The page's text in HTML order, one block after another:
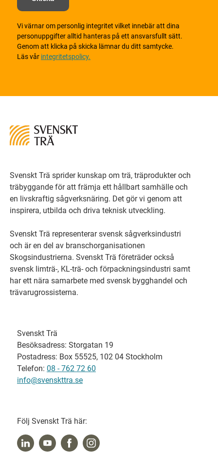
Vi värnar om personlig integritet vilket innebär att dina
personuppgifter alltid hanteras på ett ansvarsfullt sätt.
Genom att klicka på skicka lämnar du ditt samtycke.
Läs vår integritetspolicy.
Svenskt Trä sprider kunskap om trä, träprodukter och
träbyggande för att främja ett hållbart samhälle och
en livskraftig sågverksnäring. Det gör vi genom att
inspirera, utbilda och driva teknisk utveckling.
Svenskt Trä representerar svensk sågverksindustri
och är en del av branschorganisationen
Skogsindustrierna. Svenskt Trä företräder också
svensk limträ-, KL-trä- och förpackningsindustri samt
har ett nära samarbete med svensk bygghandel och
trävarugrossisterna.
Svenskt Trä
Besöksadress: Storgatan 19
Postadress: Box 55525, 102 04 Stockholm
Telefon: 08 - 762 72 60
info@svenskttra.se
Följ Svenskt Trä här: